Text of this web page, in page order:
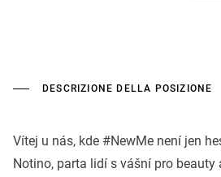
DESCRIZIONE DELLA POSIZIONE
Vítej u nás, kde #NewMe není jen
Notino, parta lidí s vášní pro beauty